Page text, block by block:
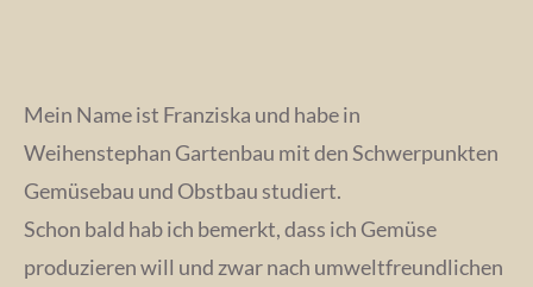
Mein Name ist Franziska und habe in
Weihenstephan Gartenbau mit den Schwerpunkten
Gemüsebau und Obstbau studiert.
Schon bald hab ich bemerkt, dass ich Gemüse
produzieren will und zwar nach umweltfreundlichen